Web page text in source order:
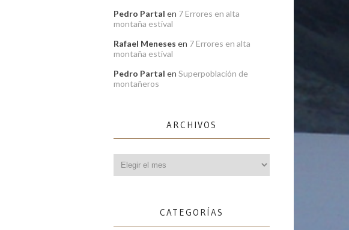
Pedro Partal en 7 Errores en alta
montaña estival
Rafael Meneses en 7 Errores en alta
montaña estival
Pedro Partal en Superpoblación de
montañeros
ARCHIVOS
CATEGORÍAS